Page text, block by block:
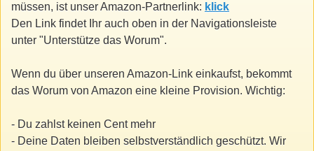
müssen, ist unser Amazon-Partnerlink: klick
Den Link findet Ihr auch oben in der Navigationsleiste
unter "Unterstütze das Worum".
Wenn du über unseren Amazon-Link einkaufst, bekommt
das Worum von Amazon eine kleine Provision. Wichtig:
- Du zahlst keinen Cent mehr
- Deine Daten bleiben selbstverständlich geschützt. Wir